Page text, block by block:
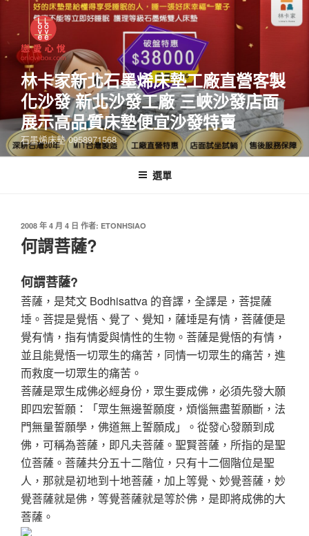
林卡家新北石墨烯床墊工廠直營客製
化沙發 新北沙發工廠 三峽沙發店面
展示高品質床墊便宜沙發特賣
石墨烯床墊 0958971568
選單
2008 年 4 月 4 日 作者: ETONHSIAO
何謂菩薩?
何謂菩薩?
菩薩，是梵文 Bodhisattva 的音譯，全譯是，菩提薩
埵。菩提是覺悟、覺了、覺知，薩埵是有情，菩薩便是
覺有情，指有情愛與情性的生物。菩薩是覺悟的有情，
並且能覺悟一切眾生的痛苦，同情一切眾生的痛苦，進
而救度一切眾生的痛苦。
菩薩是眾生成佛必經身份，眾生要成佛，必須先發大願
即四宏誓願：「眾生無邊誓願度，煩惱無盡誓願斷，法
門無量誓願學，佛道無上誓願成」。從發心發願到成
佛，可稱為菩薩，即凡夫菩薩。聖賢菩薩，所指的是聖
位菩薩。菩薩共分五十二階位，只有十二個階位是聖
人，那就是初地到十地菩薩，加上等覺、妙覺菩薩，妙
覺菩薩就是佛，等覺菩薩就是等於佛，是即將成佛的大
菩薩。